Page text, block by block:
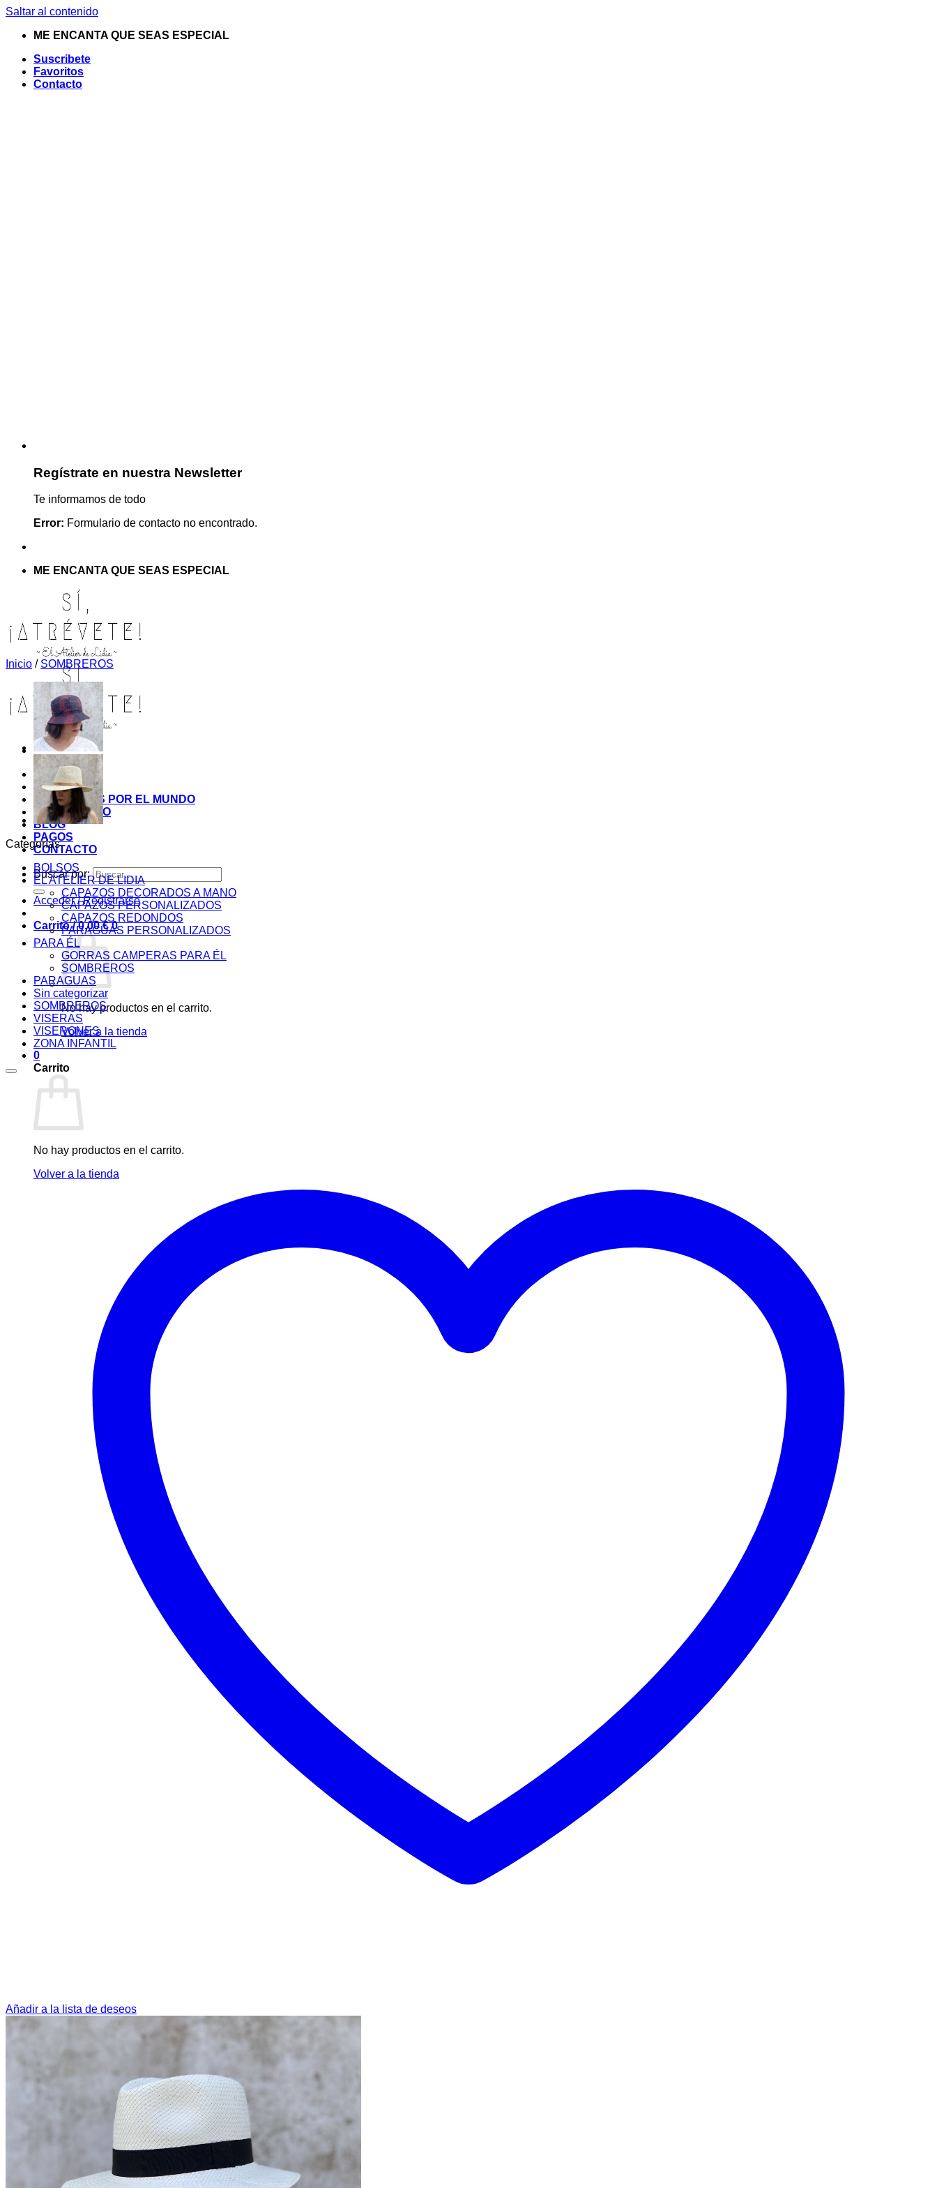
Saltar al contenido
ME ENCANTA QUE SEAS ESPECIAL
Suscribete
Favoritos
Contacto
Regístrate en nuestra Newsletter
Te informamos de todo
Error: Formulario de contacto no encontrado.
ME ENCANTA QUE SEAS ESPECIAL
INICIO
TIENDA
MIS COSITAS POR EL MUNDO
EL COMIENZO
BLOG
PAGOS
CONTACTO
Buscar por:
Acceder / Registrarse
Carrito /0,00€ 0
No hay productos en el carrito.
Volver a la tienda
0
Carrito
No hay productos en el carrito.
Volver a la tienda
Inicio / SOMBREROS
Categorías
BOLSOS
EL ATELIER DE LIDIA
CAPAZOS DECORADOS A MANO
CAPAZOS PERSONALIZADOS
CAPAZOS REDONDOS
PARAGUAS PERSONALIZADOS
PARA ÉL
GORRAS CAMPERAS PARA ÉL
SOMBREROS
PARAGUAS
Sin categorizar
SOMBREROS
VISERAS
VISERONES
ZONA INFANTIL
Añadir a la lista de deseos